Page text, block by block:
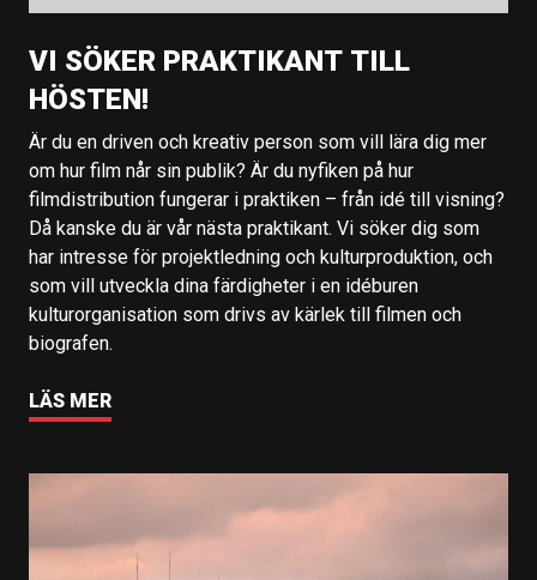
VI SÖKER PRAKTIKANT TILL
HÖSTEN!
Är du en driven och kreativ person som vill lära dig mer
om hur film når sin publik? Är du nyfiken på hur
filmdistribution fungerar i praktiken – från idé till visning?
Då kanske du är vår nästa praktikant. Vi söker dig som
har intresse för projektledning och kulturproduktion, och
som vill utveckla dina färdigheter i en idéburen
kulturorganisation som drivs av kärlek till filmen och
biografen.
LÄS MER